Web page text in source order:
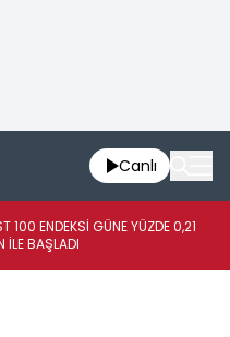
Canlı
100 ENDEKSİ GÜNE YÜZDE 0,21
İLE BAŞLADI